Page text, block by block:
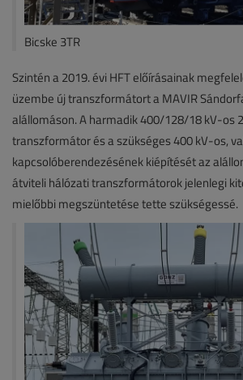
Bicske 3TR
Szintén a 2019. évi HFT előírásainak
üzembe új transzformátort a MAVIR
alállomáson. A harmadik 400/128/18 kV-os
transzformátor és a szükséges 400 kV-os,
kapcsolóberendezésének kiépítését az
átviteli hálózati transzformátorok jelenlegi
mielőbbi megszüntetése tette szükségessé.